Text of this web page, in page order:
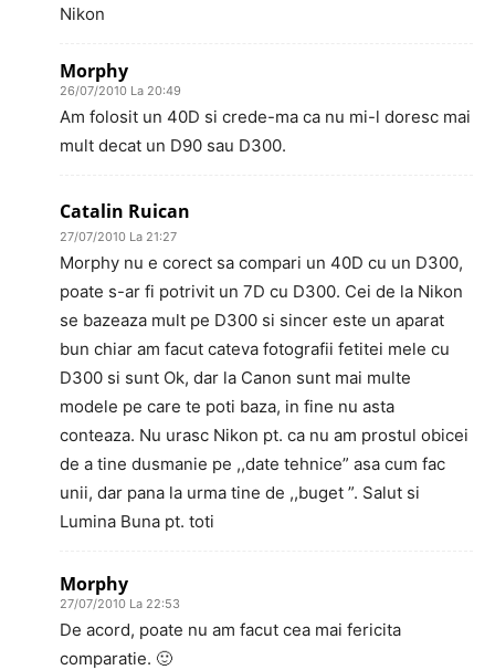
Nikon
Morphy
26/07/2010 La 20:49
Am folosit un 40D si crede-ma ca nu mi-l doresc mai
mult decat un D90 sau D300.
Catalin Ruican
27/07/2010 La 21:27
Morphy nu e corect sa compari un 40D cu un D300,
poate s-ar fi potrivit un 7D cu D300. Cei de la Nikon
se bazeaza mult pe D300 si sincer este un aparat
bun chiar am facut cateva fotografii fetitei mele cu
D300 si sunt Ok, dar la Canon sunt mai multe
modele pe care te poti baza, in fine nu asta
conteaza. Nu urasc Nikon pt. ca nu am prostul obicei
de a tine dusmanie pe ,,date tehnice” asa cum fac
unii, dar pana la urma tine de ,,buget ”. Salut si
Lumina Buna pt. toti
Morphy
27/07/2010 La 22:53
De acord, poate nu am facut cea mai fericita
comparatie. 🙂